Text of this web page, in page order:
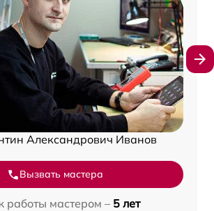
Александрович Иванов
Вызвать мастера
работы мастером – 5 лет